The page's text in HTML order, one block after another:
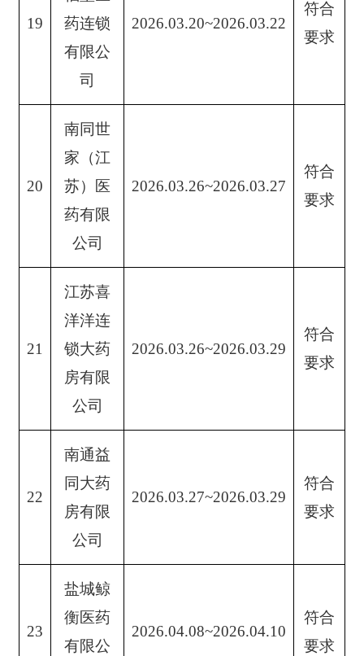
19
药连锁
有限公
司
2026.03.20~2026.03.22
符合
要求
20
南同世
家（江
苏）医
药有限
公司
2026.03.26~2026.03.27
符合
要求
21
江苏喜
洋洋连
锁大药
房有限
公司
2026.03.26~2026.03.29
符合
要求
22
南通益
同大药
房有限
公司
2026.03.27~2026.03.29
符合
要求
23
盐城鲸
衡医药
有限公
2026.04.08~2026.04.10
符合
要求